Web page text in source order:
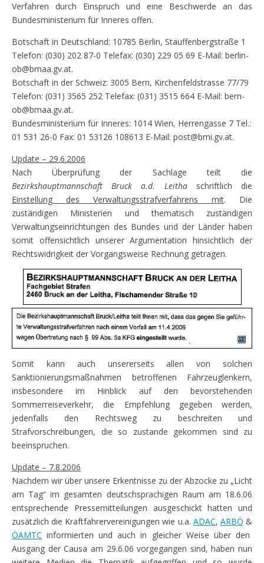
Verfahren durch Einspruch und eine Beschwerde an das
Bundesministerium für Inneres offen.
Botschaft in Deutschland: 10785 Berlin, Stauffenbergstraße 1
Telefon: (030) 202 87-0 Telefax: (030) 229 05 69 E-Mail: berlin-
ob@bmaa.gv.at.
Botschaft in der Schweiz: 3005 Bern, Kirchenfeldstrasse 77/79
Telefon: (031) 3565 252 Telefax: (031) 3515 664 E-Mail: bern-
ob@bmaa.gv.at.
Bundesministerium für Inneres: 1014 Wien, Herrengasse 7 Tel.:
01 531 26-0 Fax: 01 53126 108613 E-Mail: post@bmi.gv.at.
Update – 29.6.2006
Nach Überprüfung der Sachlage teilt die
Bezirkshauptmannschaft Bruck a.d. Leithaschriftlich die
Einstellung des Verwaltungsstrafverfahrens mit. Die
zuständigen Ministerien und thematisch zuständigen
Verwaltungseinrichtungen des Bundes und der Länder haben
somit offensichtlich unserer Argumentation hinsichtlich der
Rechtswidrigkeit der Vorgangsweise Rechnung getragen.
Somit kann auch unsererseits allen von solchen
Sanktionierungsmaßnahmen betroffenen Fahrzeuglenkern,
insbesondere im Hinblick auf den bevorstehenden
Sommerreiseverkehr, die Empfehlung gegeben werden,
jedenfalls den Rechtsweg zu beschreiten und
Strafvorschreibungen, die so zustande gekommen sind zu
beeinspruchen.
Update – 7.8.2006
Nachdem wir über unsere Erkentnisse zu der Abzocke zu „Licht
am Tag“ im gesamten deutschsprachigen Raum am 18.6.06
entsprechende Pressemitteilungen ausgeschickt hatten und
zusätzlich die Kraftfahrervereinigungen wie u.a. ADAC, ARBÖ &
ÖAMTC informierten und auch in gleicher Weise über den
Ausgang der Causa am 29.6.06 vorgegangen sind, haben nun